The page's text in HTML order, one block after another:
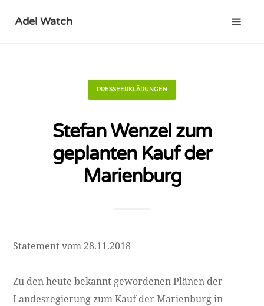
Adel Watch
PRESSEERKLÄRUNGEN
Stefan Wenzel zum
geplanten Kauf der
Marienburg
Statement vom 28.11.2018
Zu den heute bekannt gewordenen Plänen der
Landesregierung zum Kauf der Marienburg in